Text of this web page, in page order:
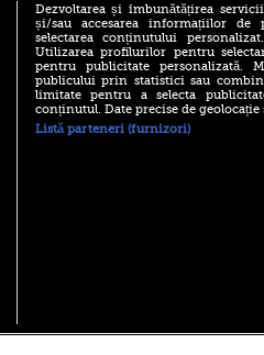
(P) Descoperă Lumea
Evenimentelor din România
cu Transilvania Events!
Dezvoltarea și îmbunătățirea
și/sau accesarea informațiilor
selectarea conținutului
Utilizarea profilurilor pentru
pentru publicitate personalizată.
publicului prin statistici sau
limitate pentru a selecta
conținutul. Date precise de
Listă parteneri (furnizori)